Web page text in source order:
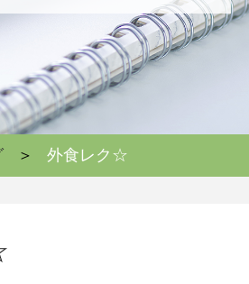
外食レク☆